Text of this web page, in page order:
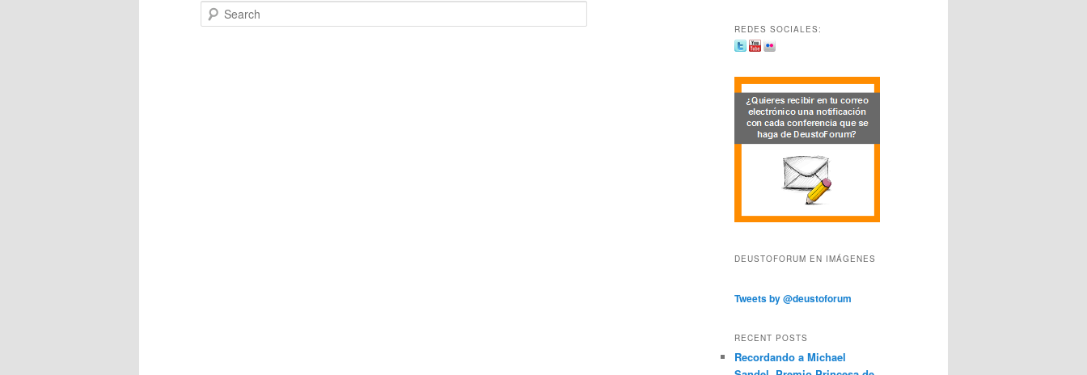
Search
REDES SOCIALES:
DEUSTOFORUM EN IMÁGENES
Tweets by @deustoforum
RECENT POSTS
Recordando a Michael